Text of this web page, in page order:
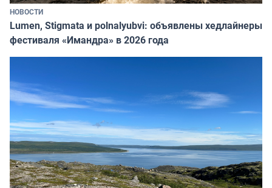
НОВОСТИ
Lumen, Stigmata и polnalyubvi: объявлены хедлайнеры
фестиваля «Имандра» в 2026 года